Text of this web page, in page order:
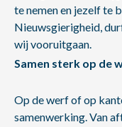
te nemen en jezelf te
Nieuwsgierigheid,
wij vooruitgaan.
Samen sterk op de
Op de werf of op
samenwerking. Van